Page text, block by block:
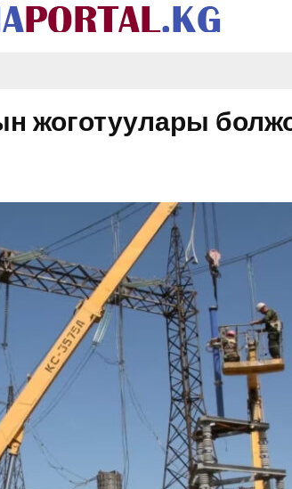
жоготуулары